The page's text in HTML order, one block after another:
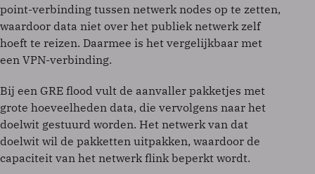
point-verbinding tussen netwerk nodes op te zetten,
waardoor data niet over het publiek netwerk zelf
hoeft te reizen. Daarmee is het vergelijkbaar met
een VPN-verbinding.
Bij een GRE flood vult de aanvaller pakketjes met
grote hoeveelheden data, die vervolgens naar het
doelwit gestuurd worden. Het netwerk van dat
doelwit wil de pakketten uitpakken, waardoor de
capaciteit van het netwerk flink beperkt wordt.